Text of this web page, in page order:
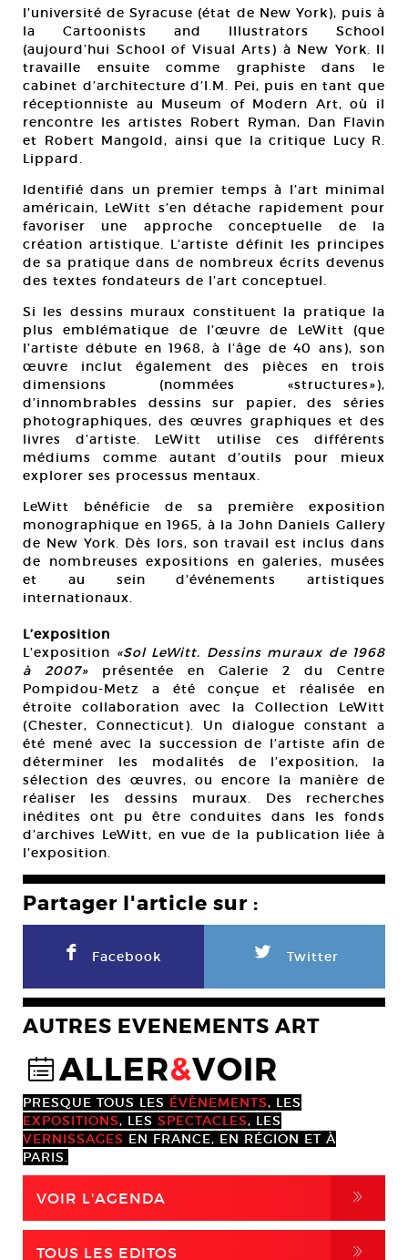
l’université de Syracuse (état de New York), puis à
la Cartoonists and Illustrators School
(aujourd’hui School of Visual Arts) à New York. Il
travaille ensuite comme graphiste dans le
cabinet d’architecture d’I.M. Pei, puis en tant que
réceptionniste au Museum of Modern Art, où il
rencontre les artistes Robert Ryman, Dan Flavin
et Robert Mangold, ainsi que la critique Lucy R.
Lippard.
Identifié dans un premier temps à l’art minimal
américain, LeWitt s’en détache rapidement pour
favoriser une approche conceptuelle de la
création artistique. L’artiste définit les principes
de sa pratique dans de nombreux écrits devenus
des textes fondateurs de l’art conceptuel.
Si les dessins muraux constituent la pratique la
plus emblématique de l’œuvre de LeWitt (que
l’artiste débute en 1968, à l’âge de 40 ans), son
œuvre inclut également des pièces en trois
dimensions (nommées «structures»),
d’innombrables dessins sur papier, des séries
photographiques, des œuvres graphiques et des
livres d’artiste. LeWitt utilise ces différents
médiums comme autant d’outils pour mieux
explorer ses processus mentaux.
LeWitt bénéficie de sa première exposition
monographique en 1965, à la John Daniels Gallery
de New York. Dès lors, son travail est inclus dans
de nombreuses expositions en galeries, musées
et au sein d’événements artistiques
internationaux.
L’exposition
L’exposition «Sol LeWitt. Dessins muraux de 1968
à 2007» présentée en Galerie 2 du Centre
Pompidou-Metz a été conçue et réalisée en
étroite collaboration avec la Collection LeWitt
(Chester, Connecticut). Un dialogue constant a
été mené avec la succession de l’artiste afin de
déterminer les modalités de l’exposition, la
sélection des œuvres, ou encore la manière de
réaliser les dessins muraux. Des recherches
inédites ont pu être conduites dans les fonds
d’archives LeWitt, en vue de la publication liée à
l’exposition.
Partager l'article sur :
F Facebook L Twitter
AUTRES EVENEMENTS ART
@ALLER&VOIR
PRESQUE TOUS LES ÉVÈNEMENTS, LES
EXPOSITIONS, LES SPECTACLES, LES
VERNISSAGES EN FRANCE, EN RÉGION ET À
PARIS.
VOIR L'AGENDA ,
TOUS LES EDITOS ,